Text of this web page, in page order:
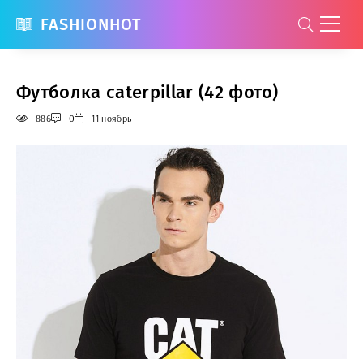
FASHIONHOT
Футболка caterpillar (42 фото)
886 0 11 ноябрь